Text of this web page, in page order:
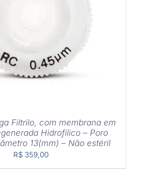
Filtrilo, com membrana em
Hidrofílico – Poro
13(mm) – Não estéril
R$ 359,00